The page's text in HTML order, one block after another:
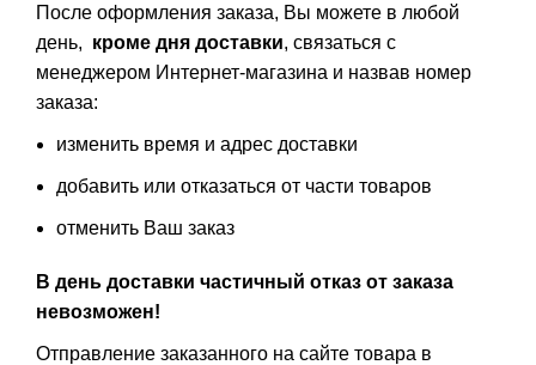
После оформления заказа, Вы можете в любой
день, кроме дня доставки, связаться с
менеджером Интернет-магазина и назвав номер
заказа:
изменить время и адрес доставки
добавить или отказаться от части товаров
отменить Ваш заказ
В день доставки частичный отказ от заказа
невозможен!
Отправление заказанного на сайте товара в